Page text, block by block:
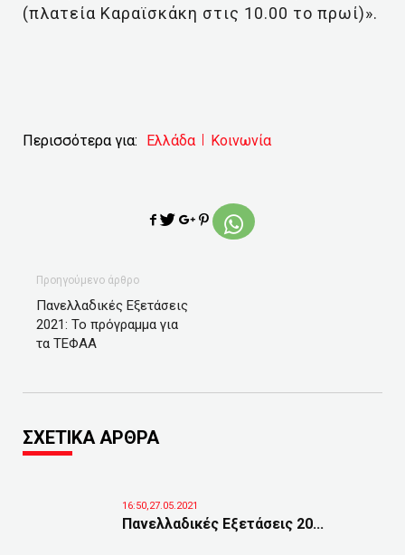
(πλατεία Καραϊσκάκη στις 10.00 το πρωί)».
Περισσότερα για: Ελλάδα Κοινωνία
Προηγούμενο άρθρο
Πανελλαδικές Εξετάσεις
2021: Το πρόγραμμα για
τα ΤΕΦΑΑ
ΣΧΕΤΙΚΑ ΑΡΘΡΑ
16:50,27.05.2021
Πανελλαδικές Εξετάσεις 20...